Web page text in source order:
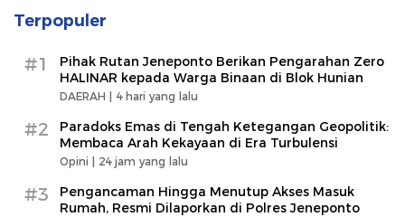
Terpopuler
#1
Pihak Rutan Jeneponto Berikan Pengarahan Zero
HALINAR kepada Warga Binaan di Blok Hunian
DAERAH | 4 hari yang lalu
#2
Paradoks Emas di Tengah Ketegangan Geopolitik:
Membaca Arah Kekayaan di Era Turbulensi
Opini | 24 jam yang lalu
#3
Pengancaman Hingga Menutup Akses Masuk
Rumah, Resmi Dilaporkan di Polres Jeneponto